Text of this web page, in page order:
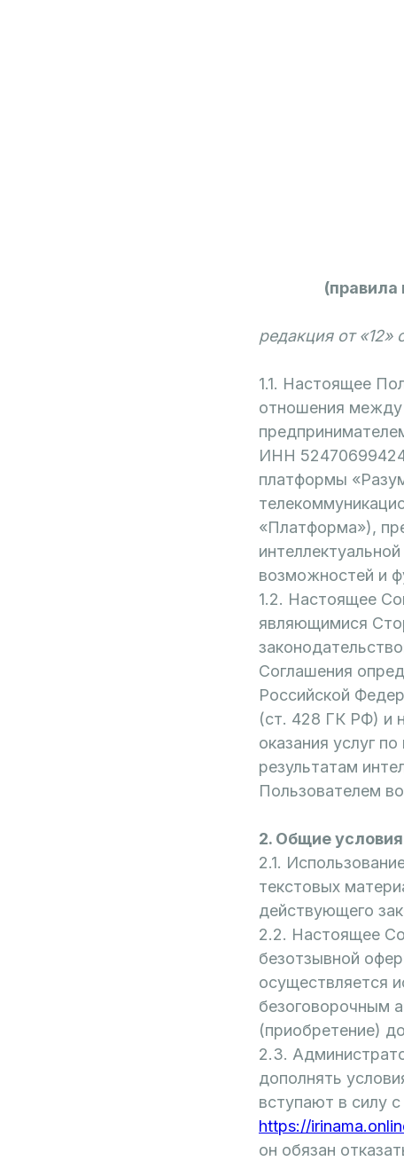
редакция от «12»
1.1. Настоящее
отношения между
ИНН
платформы
«Платформа»),
возможностей и
1.2. Настоящее
являющимися
Соглашения
Российской
(ст. 428 ГК РФ) и
оказания услуг
результатам
Пользователем
2. Общие условия
2.1.
текстовых
действующего
2.2. Настоящее
безотзывной
осуществляется
безоговорочным
(приобретение)
2.3.
дополнять
вступают в силу
https://
он обязан